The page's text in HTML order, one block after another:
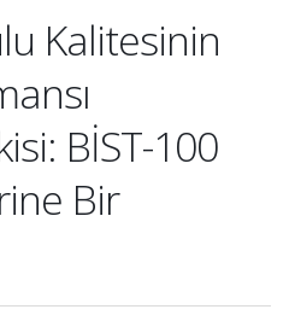
Kalitesinin
BİST-100
Bir